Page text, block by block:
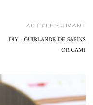
ARTICLE SUIVANT
DIY - GUIRLANDE DE SAPINS
ORIGAMI